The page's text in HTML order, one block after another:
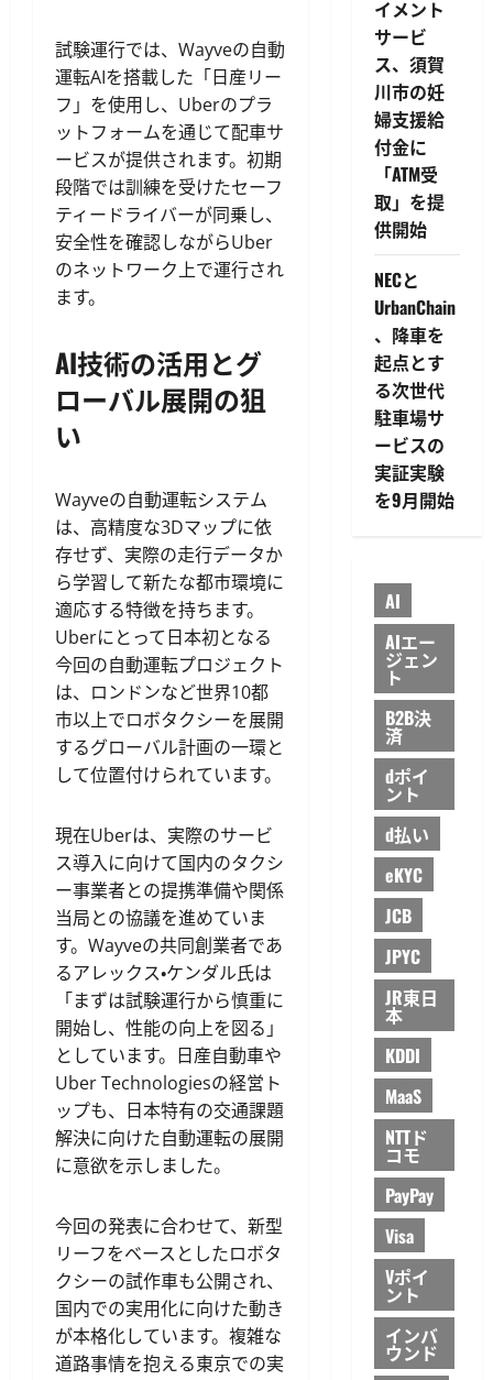
試験運行では、Wayveの自動
運転AIを搭載した「日産リー
フ」を使用し、Uberのプラ
ットフォームを通じて配車サ
ービスが提供されます。初期
段階では訓練を受けたセーフ
ティードライバーが同乗し、
安全性を確認しながらUber
のネットワーク上で運行され
ます。
AI技術の活用とグ
ローバル展開の狙
い
Wayveの自動運転システム
は、高精度な3Dマップに依
存せず、実際の走行データか
ら学習して新たな都市環境に
適応する特徴を持ちます。
Uberにとって日本初となる
今回の自動運転プロジェクト
は、ロンドンなど世界10都
市以上でロボタクシーを展開
するグローバル計画の一環と
して位置付けられています。
現在Uberは、実際のサービ
ス導入に向けて国内のタクシ
ー事業者との提携準備や関係
当局との協議を進めていま
す。Wayveの共同創業者であ
るアレックス・ケンダル氏は
「まずは試験運行から慎重に
開始し、性能の向上を図る」
としています。日産自動車や
Uber Technologiesの経営ト
ップも、日本特有の交通課題
解決に向けた自動運転の展開
に意欲を示しました。
今回の発表に合わせて、新型
リーフをベースとしたロボタ
クシーの試作車も公開され、
国内での実用化に向けた動き
が本格化しています。複雑な
道路事情を抱える東京での実
イメント
サービ
ス、須賀
川市の妊
婦支援給
付金に
「ATM受
取」を提
供開始
NECと
UrbanChain
、降車を
起点とす
る次世代
駐車場サ
ービスの
実証実験
を9月開始
AI
AIエー
ジェン
ト
B2B決
済
dポイ
ント
d払い
eKYC
JCB
JPYC
JR東日
本
KDDI
MaaS
NTTド
コモ
PayPay
Visa
Vポイ
ント
インバ
ウンド